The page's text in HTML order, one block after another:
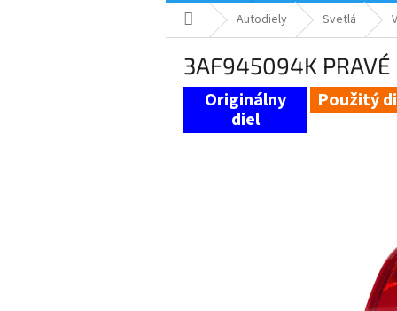
DomovAutodiely Svetlá
3AF945094K
Použitý